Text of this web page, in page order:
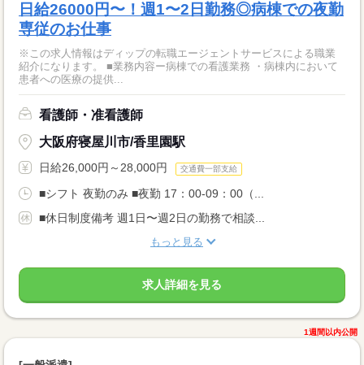
日給26000円〜！週1〜2日勤務◎病棟での夜勤
専従のお仕事
※この求人情報はディップの転職エージェントサービスによる職業
紹介になります。 ■業務内容ー病棟での看護業務 ・病棟内において
患者への医療の提供...
看護師・准看護師
大阪府寝屋川市/香里園駅
日給26,000円～28,000円 交通費一部支給
■シフト 夜勤のみ ■夜勤 17：00-09：00（...
■休日制度備考 週1日〜週2日の勤務で相談...
もっと見る
求人詳細を見る
1週間以内公開